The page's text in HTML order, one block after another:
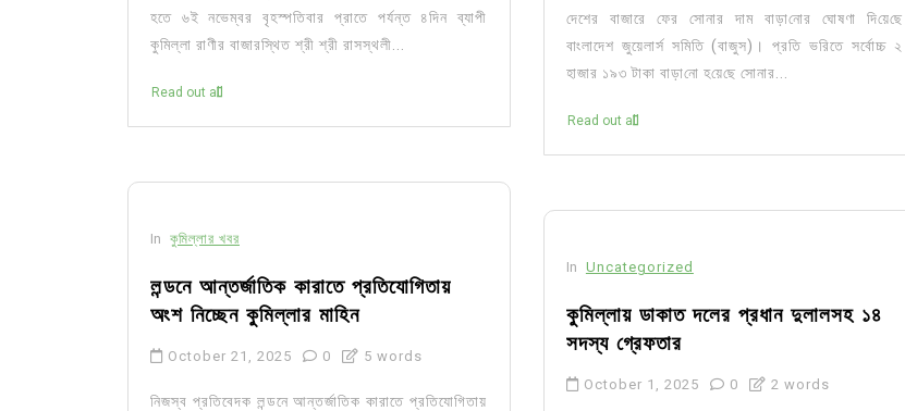
হতে ৬ই নভেম্বর বৃহস্পতিবার প্রাতে পর্যন্ত ৪দিন ব্যাপী
কুমিল্লা রাণীর বাজারস্থিত শ্রী শ্রী রাসস্থলী...
Read out all
In কুমিল্লার খবর
লন্ডনে আন্তর্জাতিক কারাতে প্রতিযোগিতায়
অংশ নিচ্ছেন কুমিল্লার মাহিন
October 21, 2025 0 5 words
নিজস্ব প্রতিবেদক লন্ডনে আন্তর্জাতিক কারাতে প্রতিযোগিতায়
দেশের বাজারে ফের সোনার দাম বাড়া‌নোর ঘোষণা দি‌য়ে‌ছে
বাংলাদেশ জুয়েলার্স সমিতি (বাজুস)। প্রতি ভরিতে সর্বোচ্চ ২
হাজার ১৯৩ টাকা বাড়া‌নো হ‌য়ে‌ছে সোনার...
Read out all
In Uncategorized
কুমিল্লায় ডাকাত দলের প্রধান দুলালসহ ১৪
সদস্য গ্রেফতার
October 1, 2025 0 2 words